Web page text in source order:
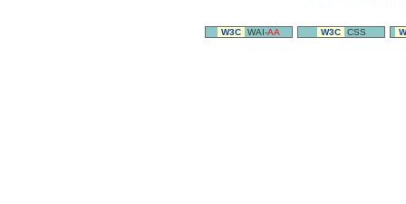
W3C WAI-AA W3C CSS